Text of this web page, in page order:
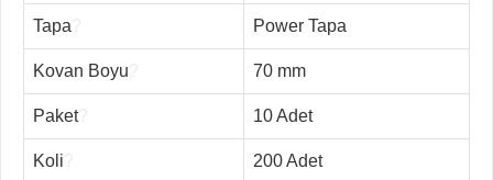
Tapa Power Tapa
Kovan Boyu 70 mm
Paket? 10 Adet
Koli 200 Adet